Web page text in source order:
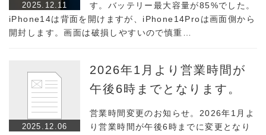
2025.12.11
す。バッテリー最大容量が85%でした。
iPhone14は背面を開けますが、iPhone14Proは画面側から
開封します。画面は破損しやすいので慎重…
2025.12.06
2026年1月より営業時間が
午後6時までとなります。
営業時間変更のお知らせ。2026年1月よ
り営業時間が午後6時までに変更となり